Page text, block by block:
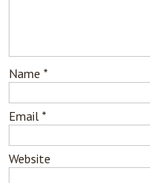
Name*
Email*
Website